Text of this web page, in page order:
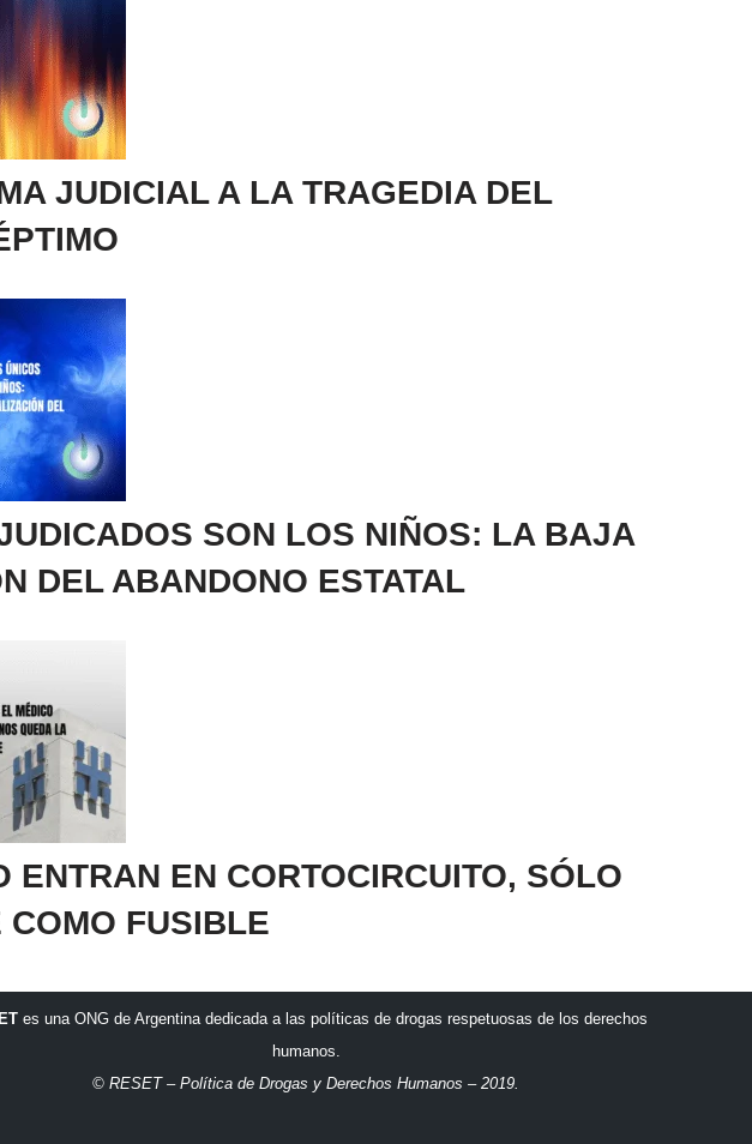
JUDICIAL A LA TRAGEDIA DEL
SON LOS NIÑOS: LA BAJA
DEL ABANDONO ESTATAL
EN CORTOCIRCUITO, SÓLO
FUSIBLE
es una ONG de Argentina dedicada a las políticas de drogas respetuosas de los derechos
humanos.
© RESET – Política de Drogas y Derechos Humanos – 2019.